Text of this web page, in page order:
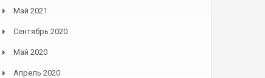
Май 2021
Сентябрь 2020
Май 2020
Апрель 2020